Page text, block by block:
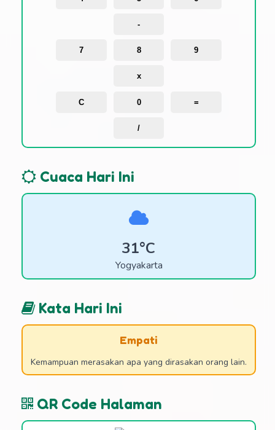
-
7 8 9
x
C 0 =
/
Cuaca Hari Ini
31°C
Yogyakarta
Kata Hari Ini
Empati
Kemampuan merasakan apa yang dirasakan orang lain.
QR Code Halaman